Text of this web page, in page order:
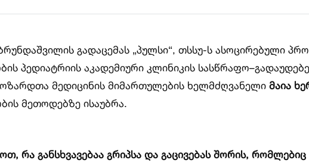
გადაცემას „პულსი“, თსსუ-ს ასოცირებული
პედიატრიის აკადემიური კლინიკის
მედიცინის მიმართულების ხელმძღვანელი მაია
მეთოდებზე ისაუბრა.
რა განსხვავებაა გრიპსა და გაცივებას შორის,